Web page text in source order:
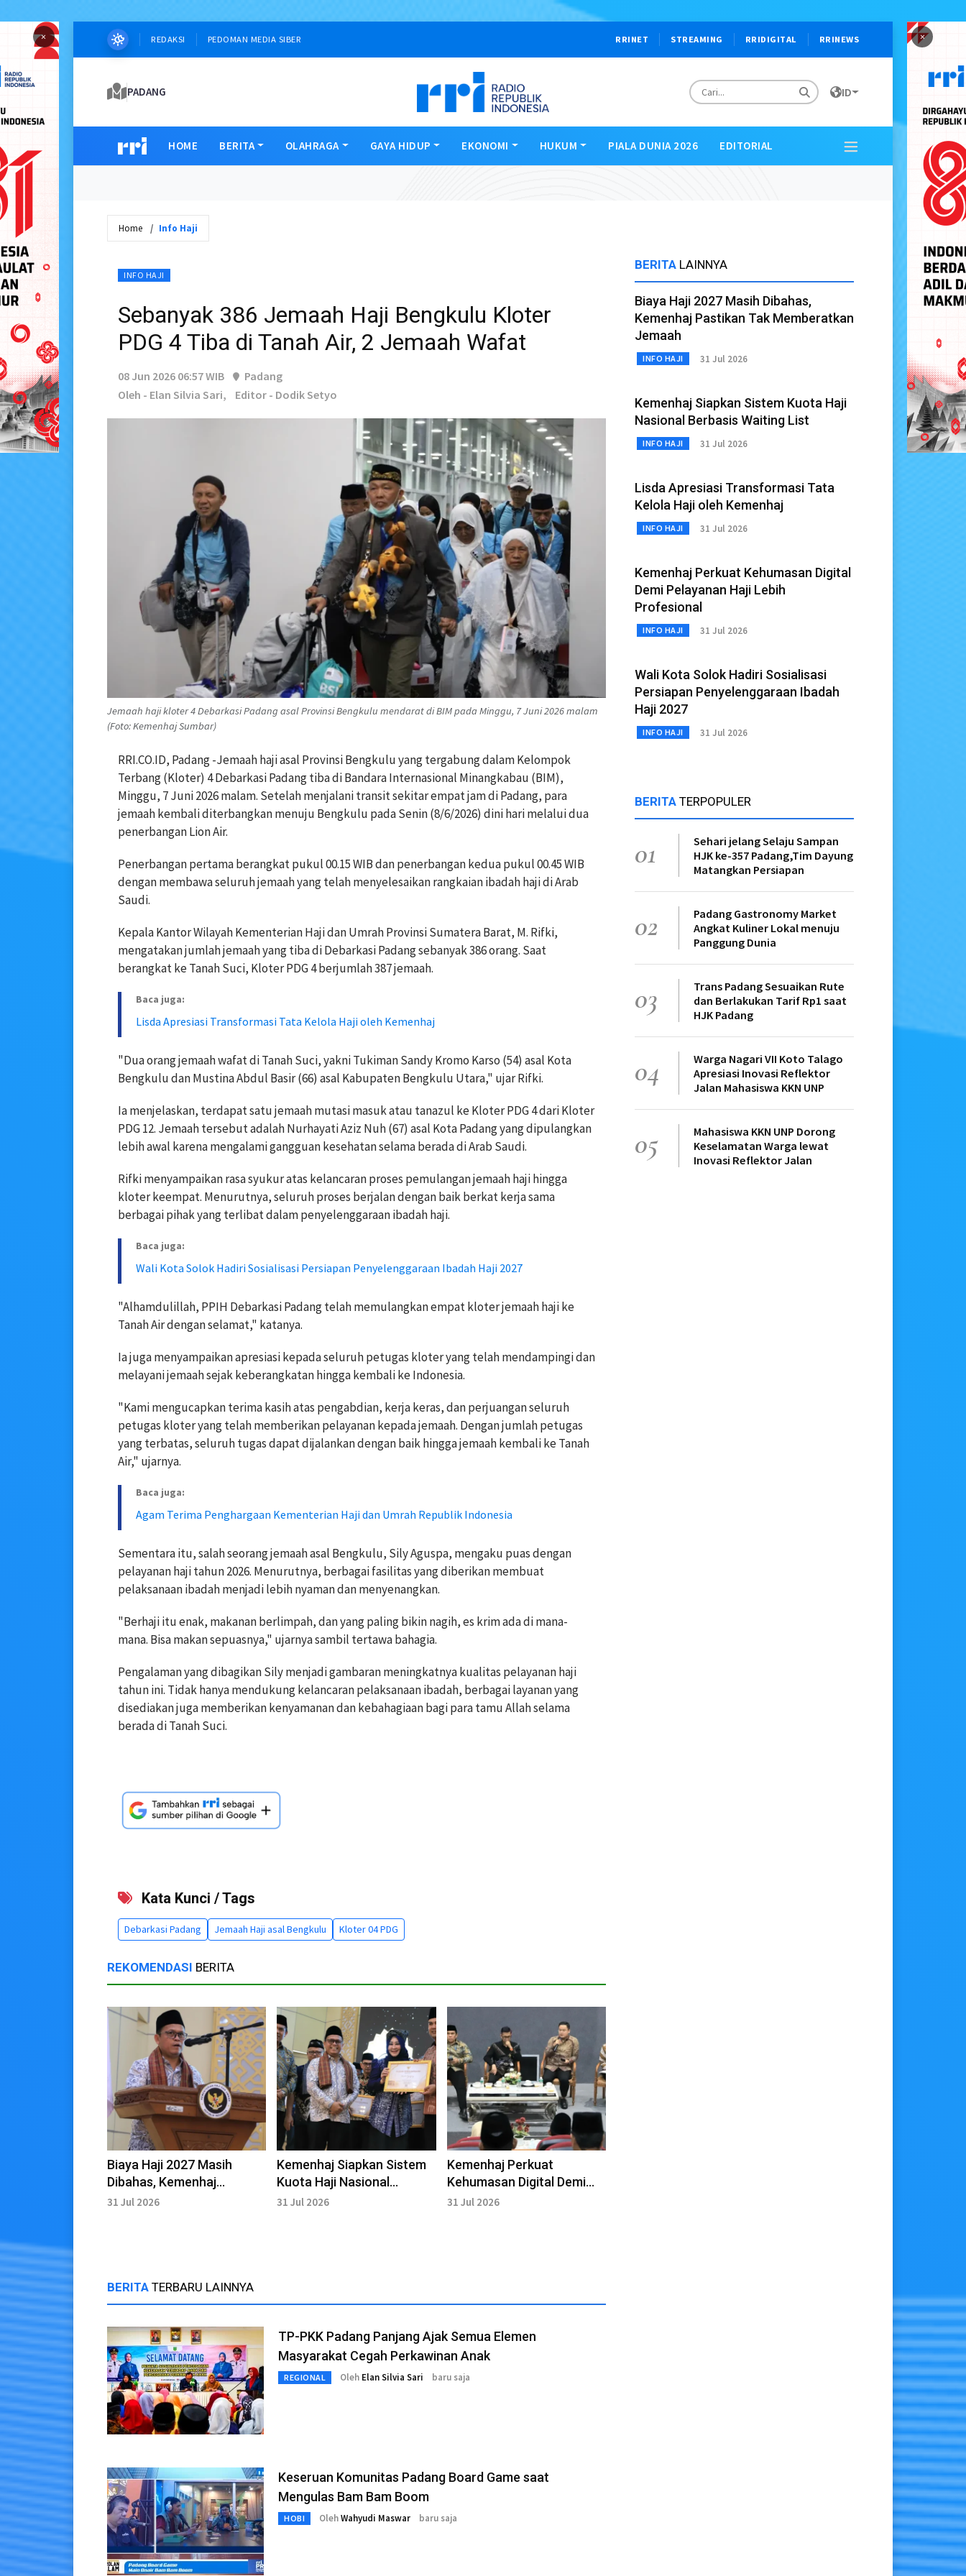
× ×
REDAKSI PEDOMAN MEDIA SIBER RRINET STREAMING RRIDIGITAL RRINEWS
PADANG ID
HOME BERITA OLAHRAGA GAYA HIDUP EKONOMI HUKUM PIALA DUNIA 2026 EDITORIAL
Home Info Haji
INFO HAJI
Sebanyak 386 Jemaah Haji Bengkulu Kloter
PDG 4 Tiba di Tanah Air, 2 Jemaah Wafat
08 Jun 2026 06:57 WIB
Padang
Oleh - Elan Silvia Sari,
Editor - Dodik Setyo
Jemaah haji kloter 4 Debarkasi Padang asal Provinsi Bengkulu mendarat di BIM pada Minggu, 7 Juni 2026 malam
(Foto: Kemenhaj Sumbar)
RRI.CO.ID, Padang -Jemaah haji asal Provinsi Bengkulu yang tergabung dalam Kelompok
Terbang (Kloter) 4 Debarkasi Padang tiba di Bandara Internasional Minangkabau (BIM),
Minggu, 7 Juni 2026 malam. Setelah menjalani transit sekitar empat jam di Padang, para
jemaah kembali diterbangkan menuju Bengkulu pada Senin (8/6/2026) dini hari melalui dua
penerbangan Lion Air.
Penerbangan pertama berangkat pukul 00.15 WIB dan penerbangan kedua pukul 00.45 WIB
dengan membawa seluruh jemaah yang telah menyelesaikan rangkaian ibadah haji di Arab
Saudi.
Kepala Kantor Wilayah Kementerian Haji dan Umrah Provinsi Sumatera Barat, M. Rifki,
mengatakan jumlah jemaah yang tiba di Debarkasi Padang sebanyak 386 orang. Saat
berangkat ke Tanah Suci, Kloter PDG 4 berjumlah 387 jemaah.
Baca juga:
Lisda Apresiasi Transformasi Tata Kelola Haji oleh Kemenhaj
"Dua orang jemaah wafat di Tanah Suci, yakni Tukiman Sandy Kromo Karso (54) asal Kota
Bengkulu dan Mustina Abdul Basir (66) asal Kabupaten Bengkulu Utara," ujar Rifki.
Ia menjelaskan, terdapat satu jemaah mutasi masuk atau tanazul ke Kloter PDG 4 dari Kloter
PDG 12. Jemaah tersebut adalah Nurhayati Aziz Nuh (67) asal Kota Padang yang dipulangkan
lebih awal karena mengalami gangguan kesehatan selama berada di Arab Saudi.
Rifki menyampaikan rasa syukur atas kelancaran proses pemulangan jemaah haji hingga
kloter keempat. Menurutnya, seluruh proses berjalan dengan baik berkat kerja sama
berbagai pihak yang terlibat dalam penyelenggaraan ibadah haji.
Baca juga:
Wali Kota Solok Hadiri Sosialisasi Persiapan Penyelenggaraan Ibadah Haji 2027
"Alhamdulillah, PPIH Debarkasi Padang telah memulangkan empat kloter jemaah haji ke
Tanah Air dengan selamat," katanya.
Ia juga menyampaikan apresiasi kepada seluruh petugas kloter yang telah mendampingi dan
melayani jemaah sejak keberangkatan hingga kembali ke Indonesia.
"Kami mengucapkan terima kasih atas pengabdian, kerja keras, dan perjuangan seluruh
petugas kloter yang telah memberikan pelayanan kepada jemaah. Dengan jumlah petugas
yang terbatas, seluruh tugas dapat dijalankan dengan baik hingga jemaah kembali ke Tanah
Air," ujarnya.
Baca juga:
Agam Terima Penghargaan Kementerian Haji dan Umrah Republik Indonesia
Sementara itu, salah seorang jemaah asal Bengkulu, Sily Aguspa, mengaku puas dengan
pelayanan haji tahun 2026. Menurutnya, berbagai fasilitas yang diberikan membuat
pelaksanaan ibadah menjadi lebih nyaman dan menyenangkan.
"Berhaji itu enak, makanan berlimpah, dan yang paling bikin nagih, es krim ada di mana-
mana. Bisa makan sepuasnya," ujarnya sambil tertawa bahagia.
Pengalaman yang dibagikan Sily menjadi gambaran meningkatnya kualitas pelayanan haji
tahun ini. Tidak hanya mendukung kelancaran pelaksanaan ibadah, berbagai layanan yang
disediakan juga memberikan kenyamanan dan kebahagiaan bagi para tamu Allah selama
berada di Tanah Suci.
Kata Kunci / Tags
Debarkasi Padang Jemaah Haji asal Bengkulu Kloter 04 PDG
REKOMENDASI BERITA
Biaya Haji 2027 Masih
Dibahas, Kemenhaj
Pastikan Tak Memberatkan
31 Jul 2026
Kemenhaj Siapkan Sistem
Kuota Haji Nasional
Berbasis Waiting List
31 Jul 2026
Kemenhaj Perkuat
Kehumasan Digital Demi
Pelayanan Haji Lebih
31 Jul 2026
BERITA TERBARU LAINNYA
TP-PKK Padang Panjang Ajak Semua Elemen
Masyarakat Cegah Perkawinan Anak
REGIONAL Oleh Elan Silvia Sari baru saja
Keseruan Komunitas Padang Board Game saat
Mengulas Bam Bam Boom
HOBI OlehWahyudi Maswar baru saja
BERITA LAINNYA
Biaya Haji 2027 Masih Dibahas,
Kemenhaj Pastikan Tak Memberatkan
Jemaah
INFO HAJI 31 Jul 2026
Kemenhaj Siapkan Sistem Kuota Haji
Nasional Berbasis Waiting List
INFO HAJI 31 Jul 2026
Lisda Apresiasi Transformasi Tata
Kelola Haji oleh Kemenhaj
INFO HAJI 31 Jul 2026
Kemenhaj Perkuat Kehumasan Digital
Demi Pelayanan Haji Lebih
Profesional
INFO HAJI 31 Jul 2026
Wali Kota Solok Hadiri Sosialisasi
Persiapan Penyelenggaraan Ibadah
Haji 2027
INFO HAJI 31 Jul 2026
BERITA TERPOPULER
01
Sehari jelang Selaju Sampan
HJK ke-357 Padang,Tim Dayung
Matangkan Persiapan
02
Padang Gastronomy Market
Angkat Kuliner Lokal menuju
Panggung Dunia
03
Trans Padang Sesuaikan Rute
dan Berlakukan Tarif Rp1 saat
HJK Padang
04
Warga Nagari VII Koto Talago
Apresiasi Inovasi Reflektor
Jalan Mahasiswa KKN UNP
05
Mahasiswa KKN UNP Dorong
Keselamatan Warga lewat
Inovasi Reflektor Jalan